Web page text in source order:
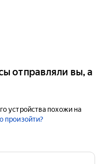
отправляли вы, а
устройства похожи на
произойти?